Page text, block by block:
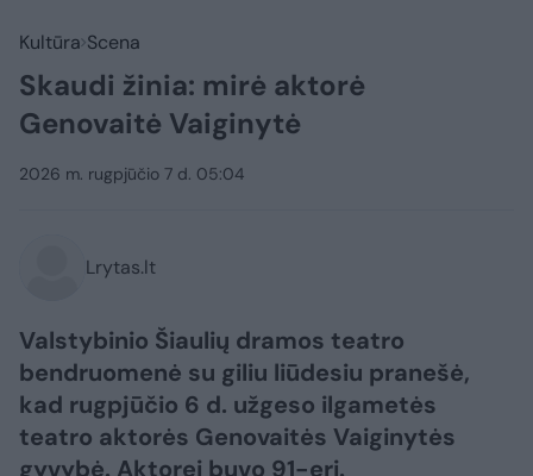
Kultūra Scena
Skaudi žinia: mirė aktorė
Genovaitė Vaiginytė
2026 m. rugpjūčio 7 d. 05:04
Lrytas.lt
Valstybinio Šiaulių dramos teatro
bendruomenė su giliu liūdesiu pranešė,
kad rugpjūčio 6 d. užgeso ilgametės
teatro aktorės Genovaitės Vaiginytės
gyvybė. Aktorei buvo 91-eri.